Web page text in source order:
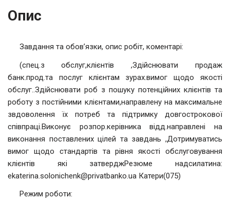
Опис
Завдання та обов’язки, опис робіт, коментарі:
(спец.з обслуг,клієнтів ,Здійснювати продаж
банк.прод.та послуг клієнтам зурах.вимог щодо якості
обслуг..Здійснювати роб з пошуку потенційних клієнтів та
роботу з постійними клієнтами,направлену на максимальне
звдоволення їх потреб та підтримку довгострокової
співпраці.Виконує розпор.керівника відд.направлені на
виконання поставлених цілей та завдань ,Дотримуватись
вимог щодо стандартів та рівня якості обслуговування
клієнтів які затверджРезюме надсилатина:
ekaterina.solonichenk@privatbanko.ua Катери(075)
Режим роботи: